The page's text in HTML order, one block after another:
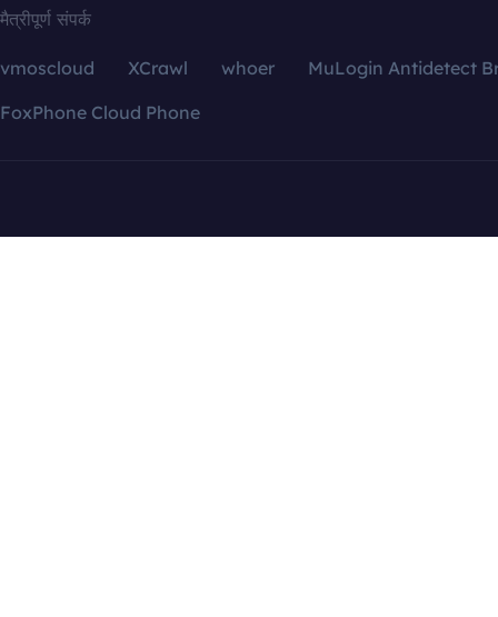
मैत्रीपूर्ण संपर्क
vmoscloud XCrawl whoer
MuLogin Antidetect
FoxPhone Cloud Phone